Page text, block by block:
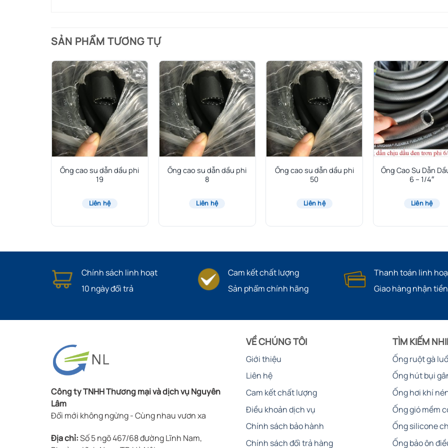
SẢN PHẨM TƯƠNG TỰ
Ống cao su dẫn dầu phi
19
Liên hệ
Ống cao su dẫn dầu phi
8
Liên hệ
Ống cao su dẫn dầu phi
50
Liên hệ
Ống Cao Su Dẫn
6 – 1/4″
Liên hệ
Chính sách linh hoạt
10 ngày đổi trả
Cam kết chất lượng
Sản phẩm chính hãng
Thanh toán linh
Giao hàng nhận tiền
Công ty TNHH Thương mại và dịch vụ Nguyên
Lâm
Đổi mới không ngừng - Cùng nhau vươn xa
Địa chỉ:Số 5 ngõ 467/68 đường Lĩnh Nam,
VỀ CHÚNG TÔI
Giới thiệu
Liên hệ
Cam kết chất lượng
Điều khoản dịch vụ
Chính sách bảo hành
Chính sách đổi trả hàng
TÌM KIẾM
Ống ruột gà
Ống hút bụi
Ống hơi khí
Ống gió mềm
Ống silicone
Ống bảo ôn